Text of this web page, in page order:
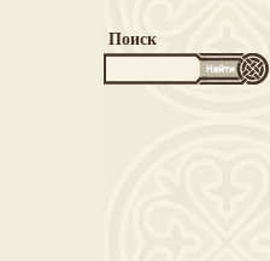
Поиск